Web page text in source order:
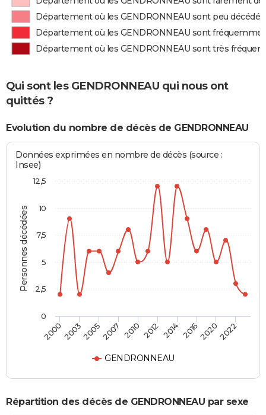
Département où les GENDRONNEAU sont peu décédés
Département où les GENDRONNEAU sont
Département où les GENDRONNEAU sont très
Qui sont les GENDRONNEAU qui nous ont
quittés ?
Evolution du nombre de décès de GENDRONNEAU
Personnes décédées
Données exprimées en nombre de décès (source :
Insee)
GENDRONNEAU
2000200320052007 2010 2012 2014 201620202022
0
2,5
5
7,5
10
12,5
Répartition des décès de GENDRONNEAU par sexe